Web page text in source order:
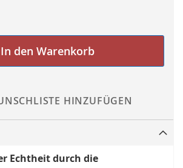
In den Warenkorb
HINZUFÜGEN
Echtheit durch die